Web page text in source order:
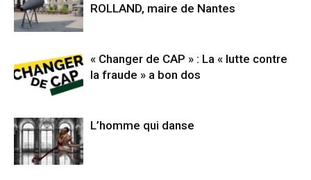
ROLLAND, maire de Nantes
« Changer de CAP » : La « lutte contre
la fraude » a bon dos
L’homme qui danse